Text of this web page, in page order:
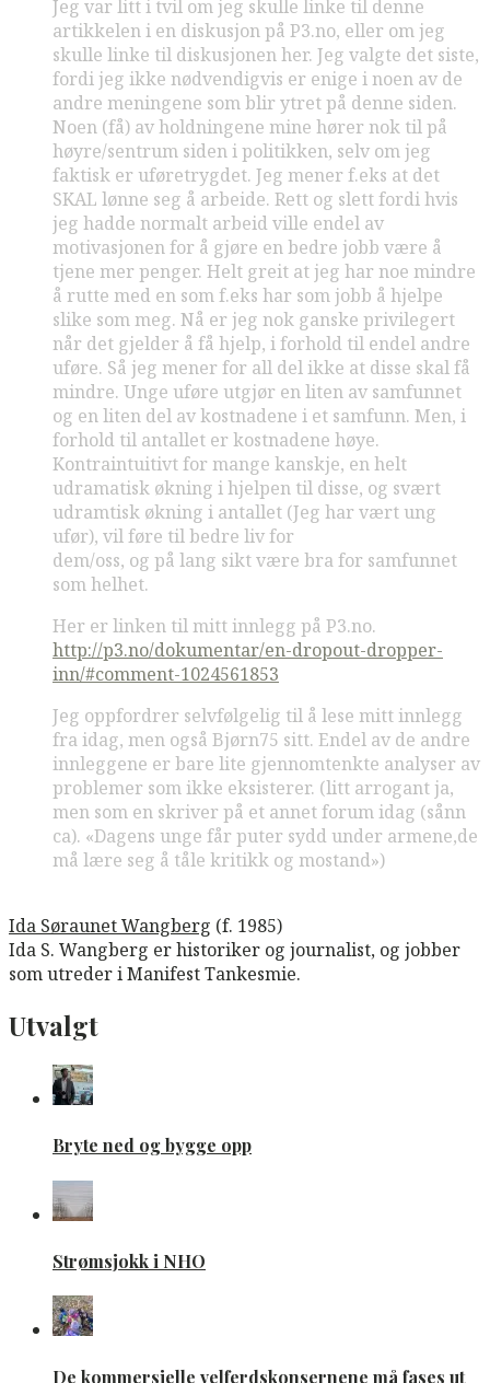
Jeg var litt i tvil om jeg skulle linke til denne
artikkelen i en diskusjon på P3.no, eller om jeg
skulle linke til diskusjonen her. Jeg valgte det siste,
fordi jeg ikke nødvendigvis er enige i noen av de
andre meningene som blir ytret på denne siden.
Noen (få) av holdningene mine hører nok til på
høyre/sentrum siden i politikken, selv om jeg
faktisk er uføretrygdet. Jeg mener f.eks at det
SKAL lønne seg å arbeide. Rett og slett fordi hvis
jeg hadde normalt arbeid ville endel av
motivasjonen for å gjøre en bedre jobb være å
tjene mer penger. Helt greit at jeg har noe mindre
å rutte med en som f.eks har som jobb å hjelpe
slike som meg. Nå er jeg nok ganske privilegert
når det gjelder å få hjelp, i forhold til endel andre
uføre. Så jeg mener for all del ikke at disse skal få
mindre. Unge uføre utgjør en liten av samfunnet
og en liten del av kostnadene i et samfunn. Men, i
forhold til antallet er kostnadene høye.
Kontraintuitivt for mange kanskje, en helt
udramatisk økning i hjelpen til disse, og svært
udramtisk økning i antallet (Jeg har vært ung
ufør), vil føre til bedre liv for
dem/oss, og på lang sikt være bra for samfunnet
som helhet.
Her er linken til mitt innlegg på P3.no.
http://p3.no/dokumentar/en-dropout-dropper-
inn/#comment-1024561853
Jeg oppfordrer selvfølgelig til å lese mitt innlegg
fra idag, men også Bjørn75 sitt. Endel av de andre
innleggene er bare lite gjennomtenkte analyser av
problemer som ikke eksisterer. (litt arrogant ja,
men som en skriver på et annet forum idag (sånn
ca). «Dagens unge får puter sydd under armene,de
må lære seg å tåle kritikk og mostand»)
Ida Søraunet Wangberg (f. 1985)
Ida S. Wangberg er historiker og journalist, og jobber
som utreder i Manifest Tankesmie.
Utvalgt
Bryte ned og bygge opp
Strømsjokk i NHO
De kommersielle velferdskonsernene må fases ut